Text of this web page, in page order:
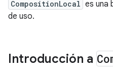
CompositionLocal es una
de uso.
Introducción a